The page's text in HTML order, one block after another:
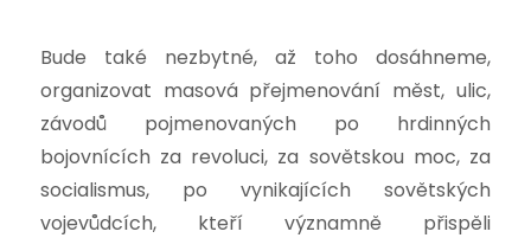
Bude také nezbytné, až toho dosáhneme,
organizovat masová přejmenování měst, ulic,
závodů pojmenovaných po hrdinných
bojovnících za revoluci, za sovětskou moc, za
socialismus, po vynikajících sovětských
vojevůdcích, kteří významně přispěli